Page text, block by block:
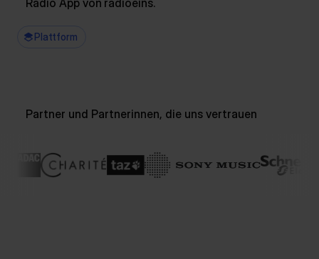
Radio App von radioeins.
Plattform
Partner und Partnerinnen, die uns vertrauen